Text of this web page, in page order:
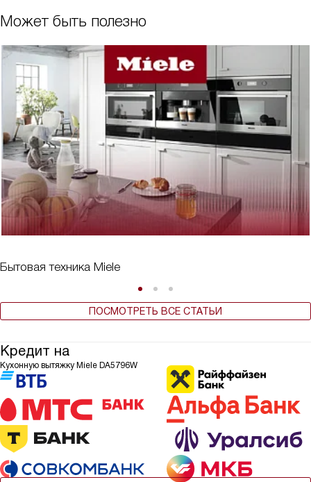
Может быть полезно
Бытовая техника Miele
ПОСМОТРЕТЬ ВСЕ СТАТЬИ
Кредит на
Кухонную вытяжку Miele DA5796W